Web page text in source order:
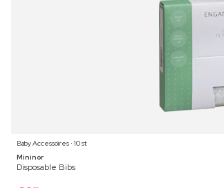
Baby Accessoires ⋅ 10 st
Mininor
Disposable Bibs